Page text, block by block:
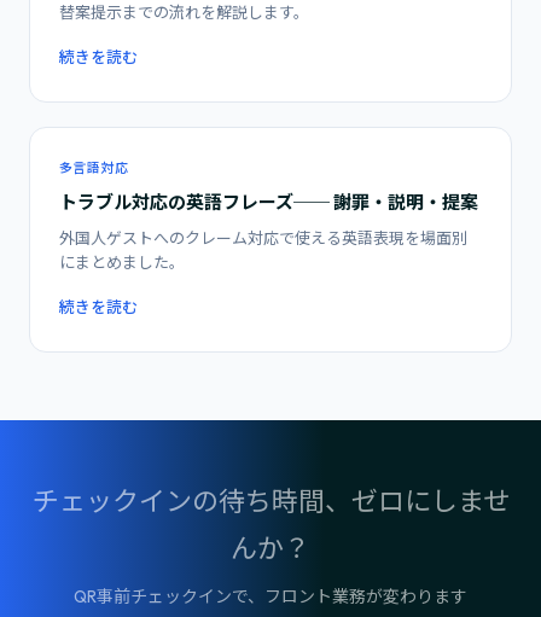
替案提示までの流れを解説します。
続きを読む
多言語対応
トラブル対応の英語フレーズ── 謝罪・説明・提案
外国人ゲストへのクレーム対応で使える英語表現を場面別
にまとめました。
続きを読む
チェックインの待ち時間、ゼロにしませ
んか？
QR事前チェックインで、フロント業務が変わります